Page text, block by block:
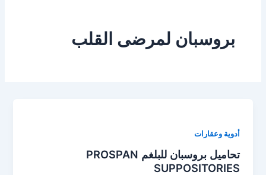
بروسبان لمرضى القلب
أدوية وعقارات
تحاميل بروسبان للبلغم PROSPAN
SUPPOSITORIES